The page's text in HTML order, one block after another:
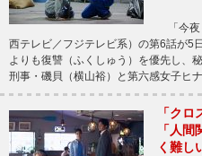
「今夜
西テレビ／フジテレビ系）の第6話が
よりも復讐（ふくしゅう）を優先し、
刑事・磯貝（横山裕）と第六感女子ヒ
「ク
「人
く難し